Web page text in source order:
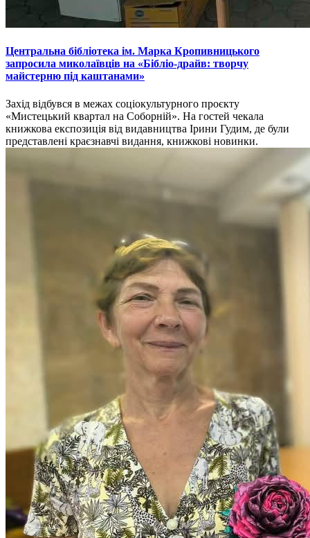
Центральна бібліотека ім. Марка Кропивницького
запросила миколаївців на «Бібліо-драйв: творчу
майстерню під каштанами»
Захід відбувся в межах соціокультурного проєкту
«Мистецький квартал на Соборній». На гостей чекала
книжкова експозиція від видавництва Ірини Гудим, де були
представлені краєзнавчі видання, книжкові новинки.